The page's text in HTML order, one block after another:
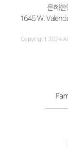
은혜한
1645 W.
Copyright 2024